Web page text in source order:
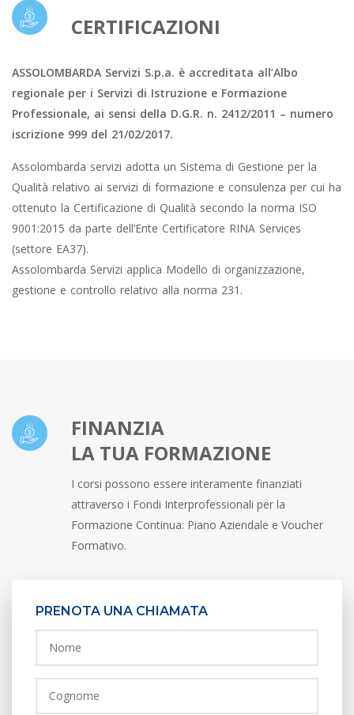
CERTIFICAZIONI
ASSOLOMBARDA Servizi S.p.a. è accreditata all’Albo
regionale per i Servizi di Istruzione e Formazione
Professionale, ai sensi della D.G.R. n. 2412/2011 – numero
iscrizione 999 del 21/02/2017.
Assolombarda servizi adotta un Sistema di Gestione per la
Qualità relativo ai servizi di formazione e consulenza per cui ha
ottenuto la Certificazione di Qualità secondo la norma ISO
9001:2015 da parte dell’Ente Certificatore RINA Services
(settore EA37).
Assolombarda Servizi applica Modello di organizzazione,
gestione e controllo relativo alla norma 231.
FINANZIA
LA TUA FORMAZIONE
I corsi possono essere interamente finanziati
attraverso i Fondi Interprofessionali per la
Formazione Continua: Piano Aziendale e Voucher
Formativo.
PRENOTA UNA CHIAMATA